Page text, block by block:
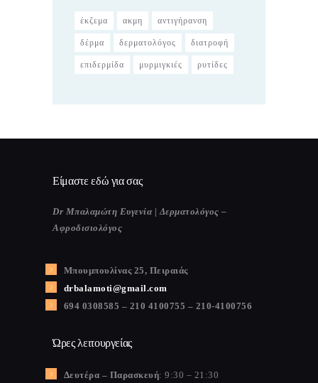
έκζεμα ακμη αντιγήρανση
δέρμα δερματολόγος διατροφή
επιδερμίδα μυρμιγκιές ρυτίδες
Είμαστε εδώ για σας
Dr Μπαλαμώτη Ευγενία | Δερματολόγος –
Αφροδισιολόγος
Μπουμπουλίνας 25, Πειραιάς
drbalamoti@gmail.com
694 0308585 – 210 4100755 – 210-4100756
Ώρες λειτουργείας
Δευτέρα – Παρασκευή: 9:30 – 21:30